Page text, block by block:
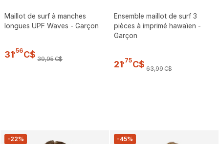
Maillot de surf à manches
longues UPF Waves - Garçon
31,56C$ 39,95C$
Ensemble maillot de surf 3
pièces à imprimé hawaïen -
Garçon
21,75C$ 63,99C$
-22% -45%